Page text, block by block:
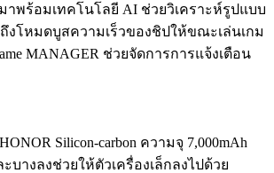
าพร้อมเทคโนโลยี AI ช่วยวิเคราะห์รูปแบบ
งโหมดบูสความเร็วของชิปให้ขณะเล่นเกม
MANAGER ช่วยจัดการการแจ้งเตือน
Silicon-carbon ความจุ 7,000mAh
บางลงช่วยให้ตัวเครื่องเล็กลงไปด้วย